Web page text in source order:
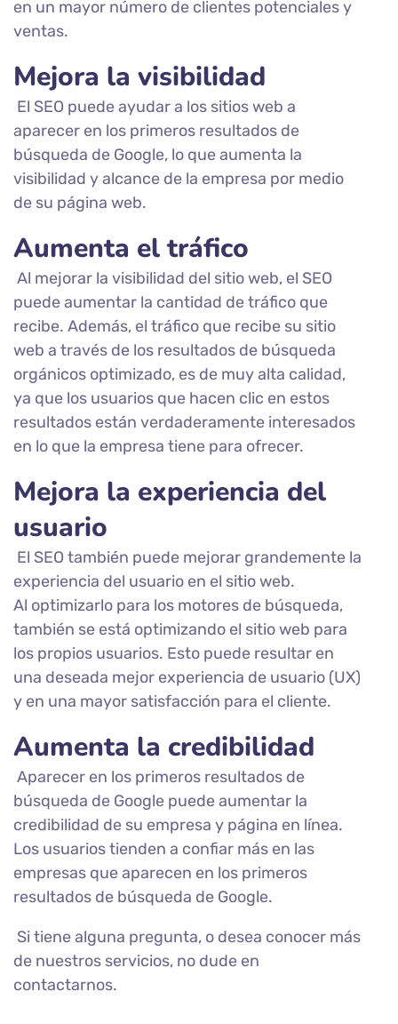
en un mayor número de clientes potenciales y
ventas.
Mejora la visibilidad
El SEO puede ayudar a los sitios web a
aparecer en los primeros resultados de
búsqueda de Google, lo que aumenta la
visibilidad y alcance de la empresa por medio
de su página web.
Aumenta el tráfico
Al mejorar la visibilidad del sitio web, el SEO
puede aumentar la cantidad de tráfico que
recibe. Además, el tráfico que recibe su sitio
web a través de los resultados de búsqueda
orgánicos optimizado, es de muy alta calidad,
ya que los usuarios que hacen clic en estos
resultados están verdaderamente interesados
en lo que la empresa tiene para ofrecer.
Mejora la experiencia del
usuario
El SEO también puede mejorar grandemente la
experiencia del usuario en el sitio web.
Al optimizarlo para los motores de búsqueda,
también se está optimizando el sitio web para
los propios usuarios. Esto puede resultar en
una deseada mejor experiencia de usuario (UX)
y en una mayor satisfacción para el cliente.
Aumenta la credibilidad
Aparecer en los primeros resultados de
búsqueda de Google puede aumentar la
credibilidad de su empresa y página en línea.
Los usuarios tienden a confiar más en las
empresas que aparecen en los primeros
resultados de búsqueda de Google.
Si tiene alguna pregunta, o desea conocer más
de nuestros servicios, no dude en
contactarnos.